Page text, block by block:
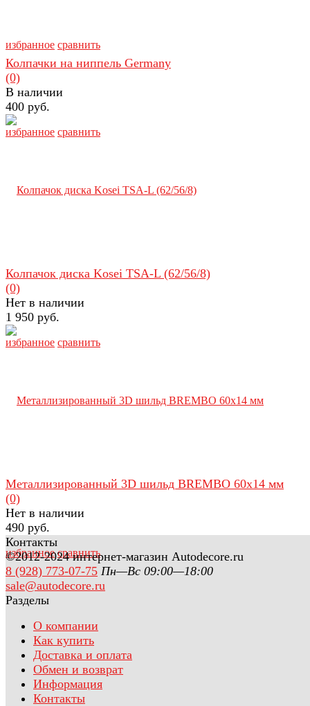
избранное сравнить
избранное сравнить
Колпачки на ниппель Germany
(0)
В наличии
400 руб.
избранное сравнить
Колпачок диска Kosei TSA-L (62/56/8)
(0)
Нет в наличии
1 950 руб.
избранное сравнить
Металлизированный 3D шильд BREMBO 60х14 мм
(0)
Нет в наличии
490 руб.
Контакты
©2012-2024 интернет-магазин Autodecore.ru
8 (928) 773-07-75 Пн—Вс 09:00—18:00
sale@autodecore.ru
Разделы
О компании
Как купить
Доставка и оплата
Обмен и возврат
Информация
Контакты